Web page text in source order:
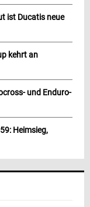
ist Ducatis neue
kehrt an
und Enduro-
Heimsieg,